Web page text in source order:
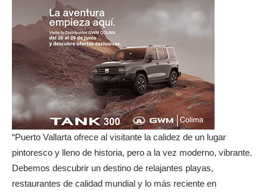
“Puerto Vallarta ofrece al visitante la calidez de un lugar
pintoresco y lleno de historia, pero a la vez moderno, vibrante.
Debemos descubrir un destino de relajantes playas,
restaurantes de calidad mundial y lo más reciente en